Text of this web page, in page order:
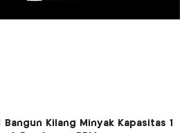
Bangun Kilang Minyak Kapasitas 1